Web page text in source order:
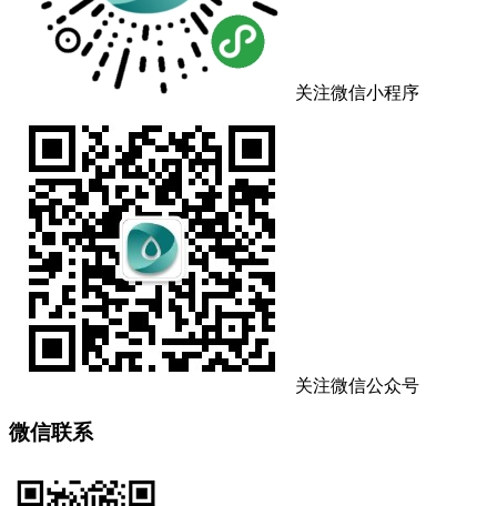
关注微信小程序
关注微信公众号
微信联系